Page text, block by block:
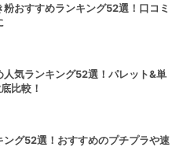
おすすめランキング52選！口コミ
人気ランキング52選！パレット&単
比較！
ング52選！おすすめのプチプラや速